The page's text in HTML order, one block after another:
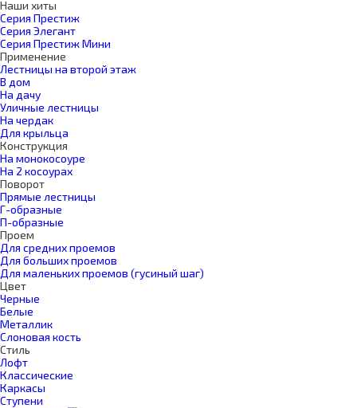
Наши хиты
Серия Престиж
Серия Элегант
Серия Престиж Мини
Применение
Лестницы на второй этаж
В дом
На дачу
Уличные лестницы
На чердак
Для крыльца
Конструкция
На монокосоуре
На 2 косоурах
Поворот
Прямые лестницы
Г-образные
П-образные
Проем
Для средних проемов
Для больших проемов
Для маленьких проемов (гусиный шаг)
Цвет
Черные
Белые
Металлик
Слоновая кость
Стиль
Лофт
Классические
Каркасы
Ступени